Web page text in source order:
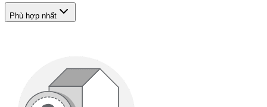
Phù hợp nhất